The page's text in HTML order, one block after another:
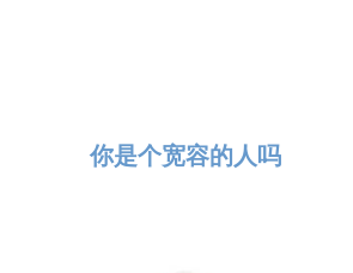
你是个宽容的人吗